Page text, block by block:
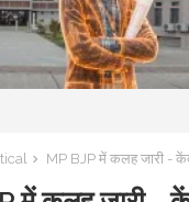
MP BJP में कलह जारी -